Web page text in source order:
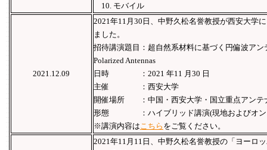
10. モバイル
2021.12.09
2021年11月30日、中野久松名誉教授が西安大学
ました。
招待講演題目：超自然系材料に基づく円偏波ア
Polarized Antennas
日時 ：2021 年11 月30 日
主催 ：西安大学
開催場所 ：中国・西安大学・国立重点アンテ
形態 ：ハイブリッド講演(現地およびオン
※講演内容はこちら をご覧ください。
2021年11月11日、中野久松名誉教授の「ヨーロ